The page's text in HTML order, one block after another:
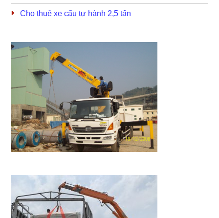
Cho thuê xe cẩu tự hành 2,5 tấn